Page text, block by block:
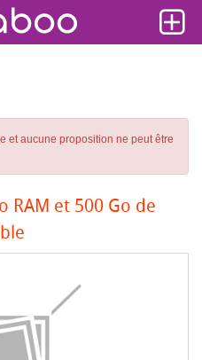
et aucune proposition ne peut être
RAM et 500 Go de